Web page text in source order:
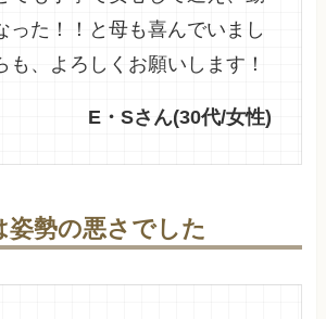
った！！と母も喜んでいまし
も、よろしくお願いします！
E・Sさん(30代/女性)
姿勢の悪さでした